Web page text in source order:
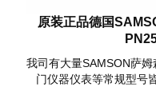
原装正品德国
我司有大量SAMSON萨
门仪器仪表等常规型号